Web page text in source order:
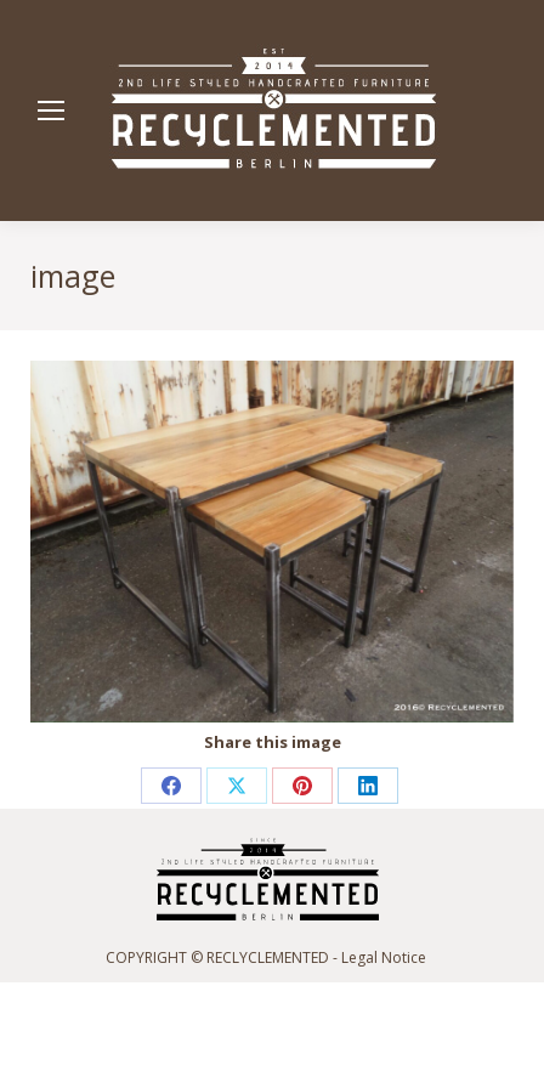
image
Share this image
Partager
Facebook
Partager
sur
X
Partager
Pinterest
Partager
LinkedIn
COPYRIGHT © RECLYCLEMENTED - Legal Notice